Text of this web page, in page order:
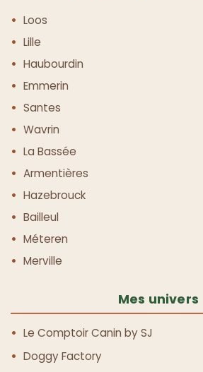
Loos
Lille
Haubourdin
Emmerin
Santes
Wavrin
La Bassée
Armentières
Hazebrouck
Bailleul
Méteren
Merville
Mes univers
Le Comptoir Canin by SJ
Doggy Factory